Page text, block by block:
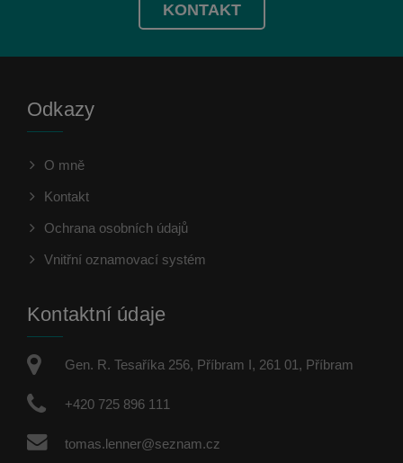
KONTAKT
Odkazy
O mně
Kontakt
Ochrana osobních údajů
Vnitřní oznamovací systém
Kontaktní údaje
Gen. R. Tesaříka 256, Příbram I, 261 01, Příbram
+420 725 896 111
tomas.lenner@seznam.cz